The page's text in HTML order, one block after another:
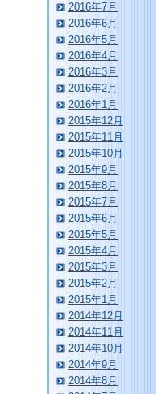
2016年7月
2016年6月
2016年5月
2016年4月
2016年3月
2016年2月
2016年1月
2015年12月
2015年11月
2015年10月
2015年9月
2015年8月
2015年7月
2015年6月
2015年5月
2015年4月
2015年3月
2015年2月
2015年1月
2014年12月
2014年11月
2014年10月
2014年9月
2014年8月